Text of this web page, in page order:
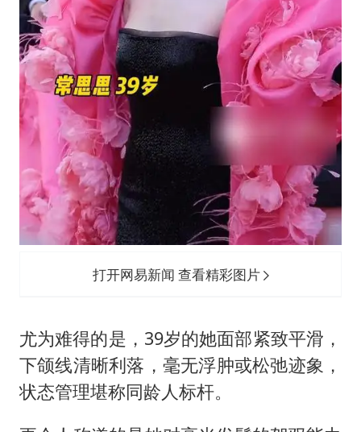
打开网易新闻 查看精彩图片
尤为难得的是，39岁的她面部紧致平滑，
下颌线清晰利落，毫无浮肿或松弛迹象，
状态管理堪称同龄人标杆。